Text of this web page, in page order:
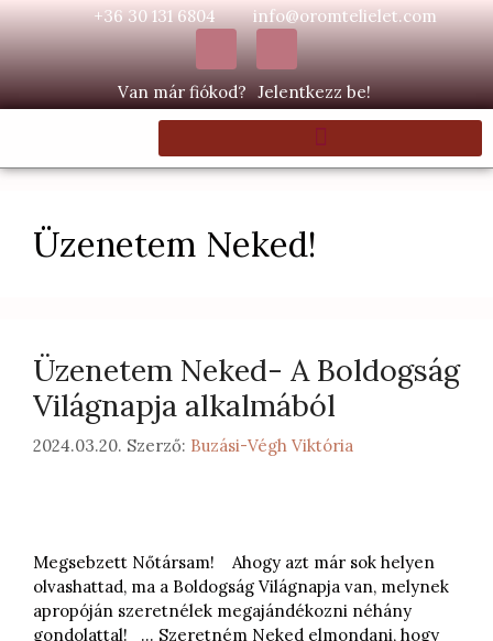
+36 30 131 6804 info@oromtelielet.com
Van már fiókod? Jelentkezz be!
Üzenetem Neked!
Üzenetem Neked- A Boldogság
Világnapja alkalmából
2024.03.20. Szerző: Buzási-Végh Viktória
Megsebzett Nőtársam! Ahogy azt már sok helyen
olvashattad, ma a Boldogság Világnapja van, melynek
apropóján szeretnélek megajándékozni néhány
gondolattal! … Szeretném Neked elmondani, hogy